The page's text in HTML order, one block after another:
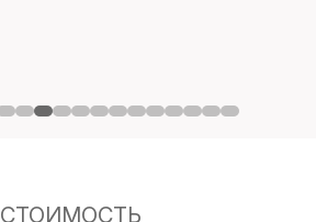
СТОИМОСТЬ